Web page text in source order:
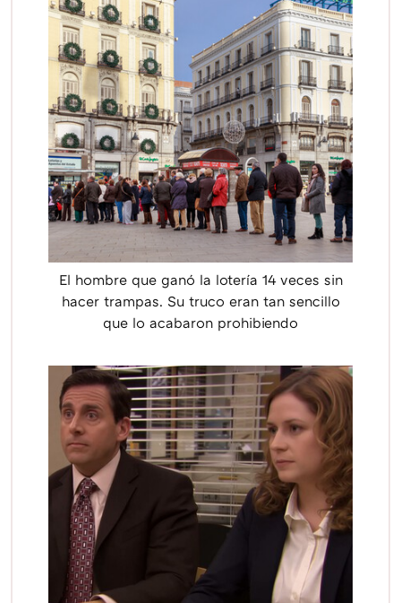
El hombre que ganó la lotería 14 veces sin
hacer trampas. Su truco eran tan sencillo
que lo acabaron prohibiendo